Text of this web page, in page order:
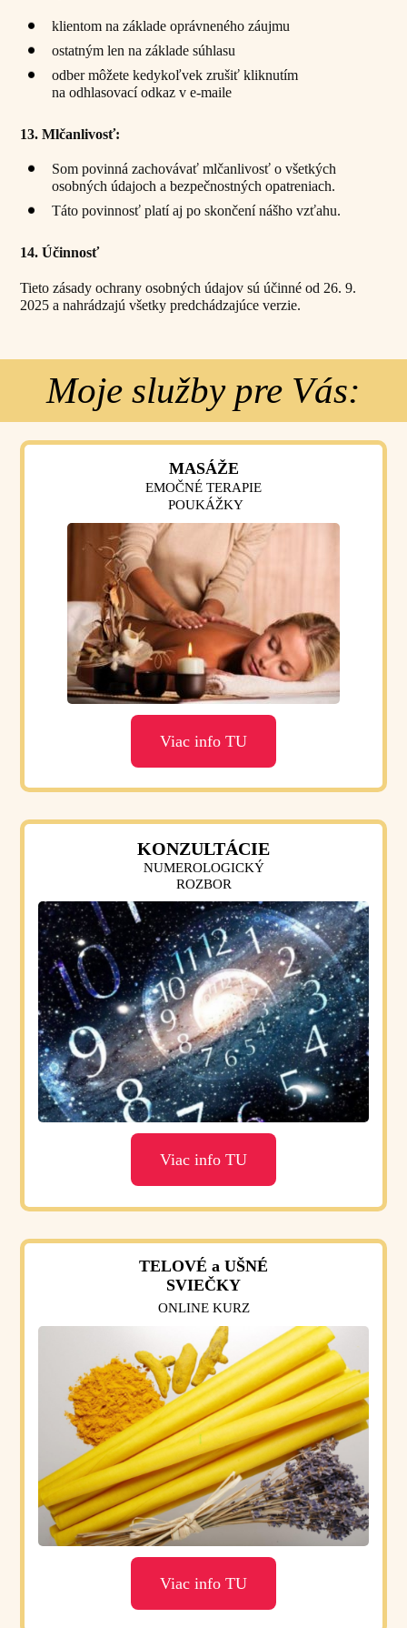
klientom na základe oprávneného záujmu
ostatným len na základe súhlasu
odber môžete kedykoľvek zrušiť kliknutím
na odhlasovací odkaz v e-maile
13. Mlčanlivosť:
Som povinná zachovávať mlčanlivosť o všetkých
osobných údajoch a bezpečnostných opatreniach.
Táto povinnosť platí aj po skončení nášho vzťahu.
14. Účinnosť
Tieto zásady ochrany osobných údajov sú účinné od 26. 9.
2025 a nahrádzajú všetky predchádzajúce verzie.
Moje služby pre Vás:
MASÁŽE
EMOČNÉ TERAPIE
POUKÁŽKY
Viac info TU
KONZULTÁCIE
NUMEROLOGICKÝ
ROZBOR
Viac info TU
TELOVÉ a UŠNÉ
SVIEČKY
ONLINE KURZ
Viac info TU